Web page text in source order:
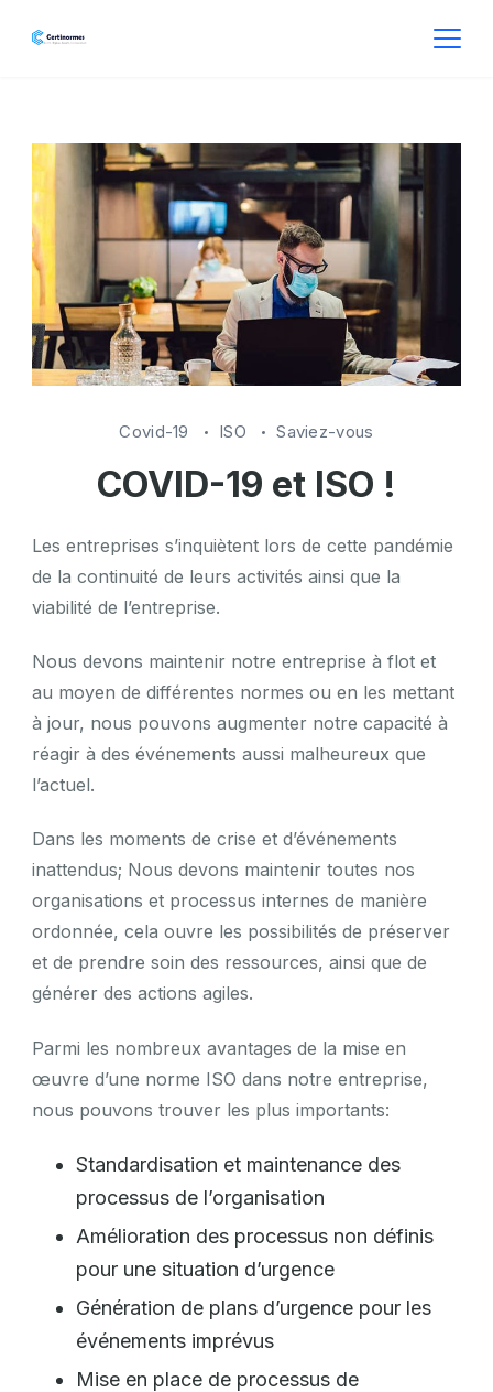
Covid-19 ISO Saviez-vous
COVID-19 et ISO !
Les entreprises s’inquiètent lors de cette pandémie
de la continuité de leurs activités ainsi que la
viabilité de l’entreprise.
Nous devons maintenir notre entreprise à flot et
au moyen de différentes normes ou en les mettant
à jour, nous pouvons augmenter notre capacité à
réagir à des événements aussi malheureux que
l’actuel.
Dans les moments de crise et d’événements
inattendus; Nous devons maintenir toutes nos
organisations et processus internes de manière
ordonnée, cela ouvre les possibilités de préserver
et de prendre soin des ressources, ainsi que de
générer des actions agiles.
Parmi les nombreux avantages de la mise en
œuvre d’une norme ISO dans notre entreprise,
nous pouvons trouver les plus importants:
Standardisation et maintenance des
processus de l’organisation
Amélioration des processus non définis
pour une situation d’urgence
Génération de plans d’urgence pour les
événements imprévus
Mise en place de processus de